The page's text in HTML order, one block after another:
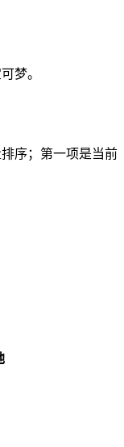
梦。
序；第一项是当前